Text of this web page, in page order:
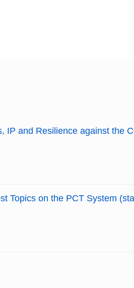
IP and Resilience against the
Topics on the PCT System